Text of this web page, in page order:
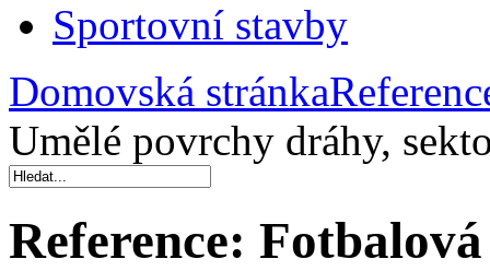
Sportovní stavby
Domovská stránka
Umělé povrchy dráhy,
Reference: